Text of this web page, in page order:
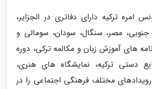
امره ترکیه دارای دفاتری در الجزایر،
جنوبی، مصر، سنگال، سودان، سومالی و
های آموزش زبان و مکالمه ترکی، دوره
دستی ترکیه، نمایشگاه های هنری،
مختلف فرهنگی اجتماعی را در